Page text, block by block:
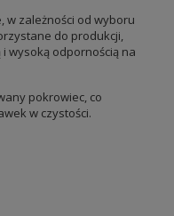
w zależności od wyboru
do produkcji,
wysoką odpornością na
pokrowiec, co
w czystości.